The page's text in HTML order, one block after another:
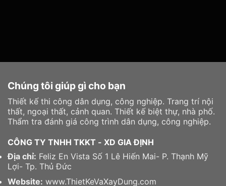
Chúng tôi giúp gì cho bạn
Thiết kế thi công dân dụng, công nghiệp. Trang trí nội
thất, ngoại thất, cảnh quan. Thiết kế biệt thự, nhà phố.
Thẩm tra đánh giá công trình dân dụng, công nghiệp.
CÔNG TY TNHH TKKT - XD GIA ĐỊNH
Địa chỉ: Feliz En Vista Số 1 Lê Hiến Mai- P. Thạnh Mỹ
Lợi- Tp. Thủ Đức
Website: www.ThietKeVaXayDung.com